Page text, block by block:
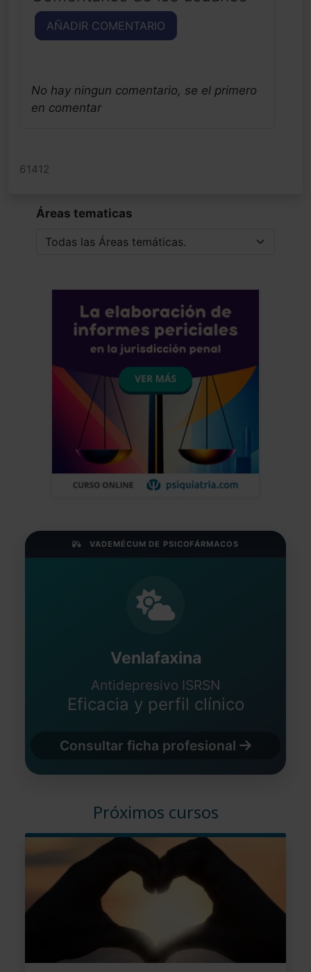
AÑADIR COMENTARIO
No hay ningun comentario, se el primero
en comentar
61412
Áreas tematicas
VADEMÉCUM DE PSICOFÁRMACOS
Venlafaxina
Antidepresivo ISRSN
Eficacia y perfil clínico
Consultar ficha profesional
Próximos cursos